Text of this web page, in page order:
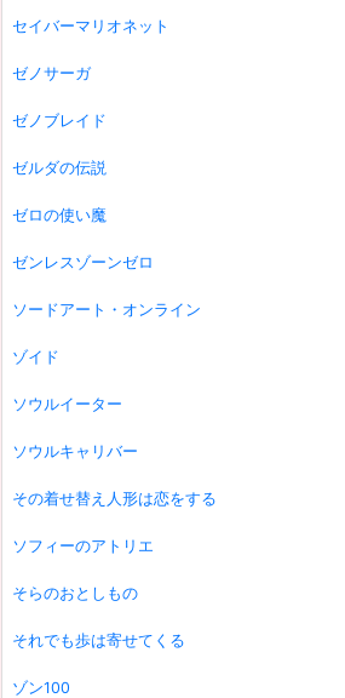
セイバーマリオネット
ゼノサーガ
ゼノブレイド
ゼルダの伝説
ゼロの使い魔
ゼンレスゾーンゼロ
ソードアート・オンライン
ゾイド
ソウルイーター
ソウルキャリバー
その着せ替え人形は恋をする
ソフィーのアトリエ
そらのおとしもの
それでも歩は寄せてくる
ゾン100